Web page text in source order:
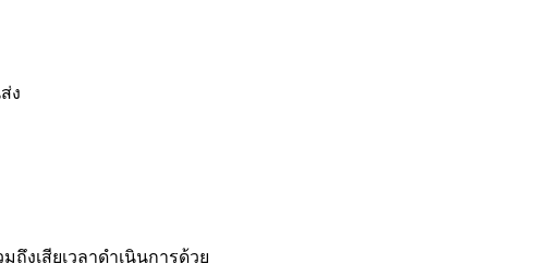
งเสียเวลาดำเนินการด้วย